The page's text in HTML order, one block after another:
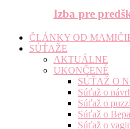
Izba pre
ČLÁNKY OD
SÚŤAŽE
AKTUÁLNE
UKONČENÉ
SÚŤAŽ O
Súťaž o
Súťaž o
Súťaž o
Súťaž o